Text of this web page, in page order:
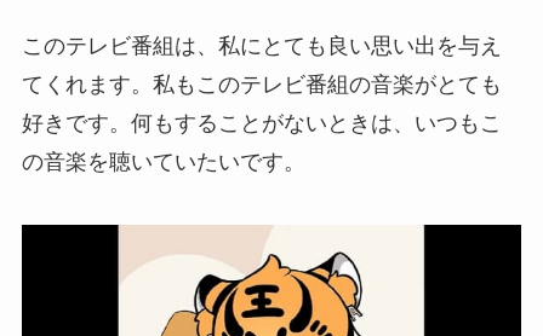
このテレビ番組は、私にとても良い思い出を与え
てくれます。私もこのテレビ番組の音楽がとても
好きです。何もすることがないときは、いつもこ
の音楽を聴いていたいです。